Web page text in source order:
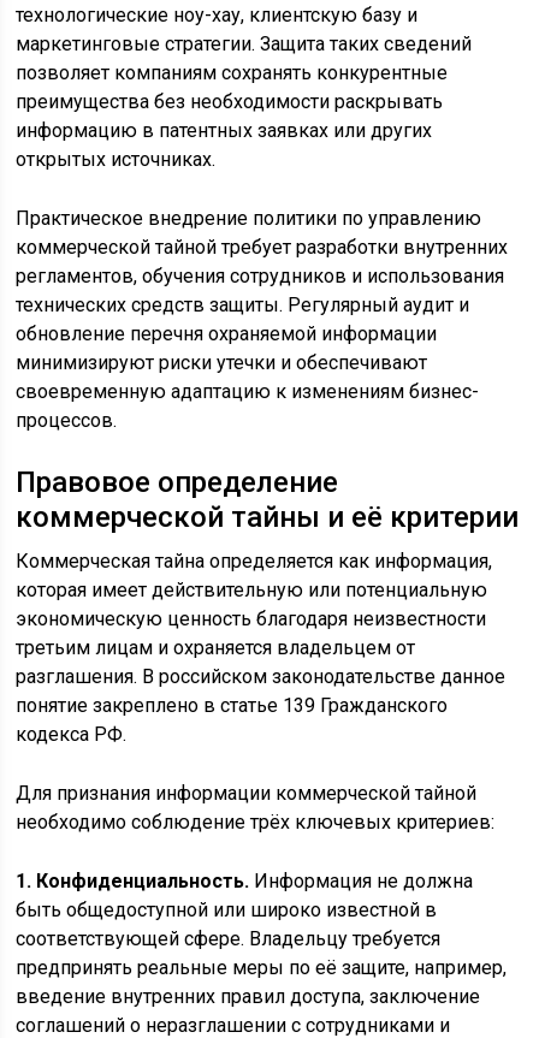
технологические ноу-хау, клиентскую базу и
маркетинговые стратегии. Защита таких сведений
позволяет компаниям сохранять конкурентные
преимущества без необходимости раскрывать
информацию в патентных заявках или других
открытых источниках.
Практическое внедрение политики по управлению
коммерческой тайной требует разработки внутренних
регламентов, обучения сотрудников и использования
технических средств защиты. Регулярный аудит и
обновление перечня охраняемой информации
минимизируют риски утечки и обеспечивают
своевременную адаптацию к изменениям бизнес-
процессов.
Правовое определение
коммерческой тайны и её критерии
Коммерческая тайна определяется как информация,
которая имеет действительную или потенциальную
экономическую ценность благодаря неизвестности
третьим лицам и охраняется владельцем от
разглашения. В российском законодательстве данное
понятие закреплено в статье 139 Гражданского
кодекса РФ.
Для признания информации коммерческой тайной
необходимо соблюдение трёх ключевых критериев:
1. Конфиденциальность. Информация не должна
быть общедоступной или широко известной в
соответствующей сфере. Владельцу требуется
предпринять реальные меры по её защите, например,
введение внутренних правил доступа, заключение
соглашений о неразглашении с сотрудниками и